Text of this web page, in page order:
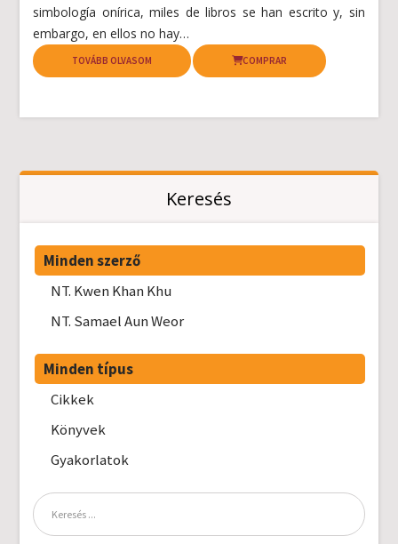
simbología onírica, miles de libros se han escrito y, sin
embargo, en ellos no hay…
TOVÁBB OLVASOM COMPRAR
Keresés
Minden szerző
NT. Kwen Khan Khu
NT. Samael Aun Weor
Minden típus
Cikkek
Könyvek
Gyakorlatok